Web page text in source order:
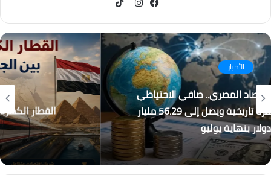
كُتاب
القطار الكهربائي السريع… بين الجدل والفرصة